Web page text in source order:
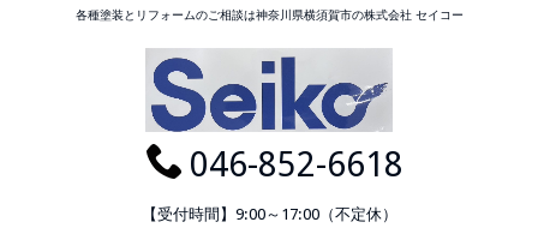
各種塗装とリフォームのご相談は神奈川県横須賀市の株式会社 セイコー
046-852-6618
【受付時間】9:00～17:00（不定休）